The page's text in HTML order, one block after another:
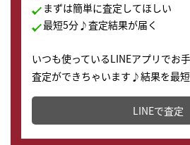
まずは簡単に査定してほしい
最短5分♪査定結果が届く
いつも使っているLINEアプリでお
査定ができちゃいます♪結果を最短
どこからでもすぐに査定金額を知
LINEで査定